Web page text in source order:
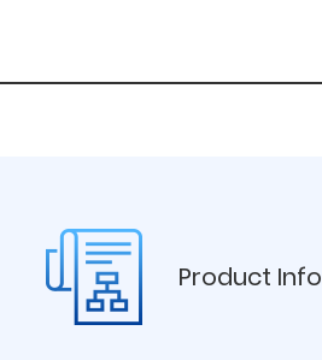
Product Info